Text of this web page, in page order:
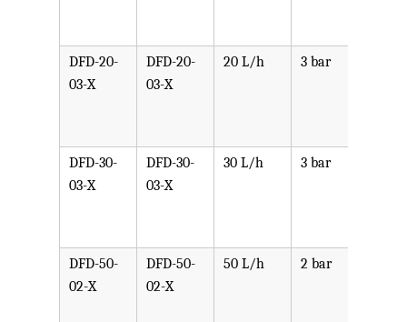
DFD-20-
03-X
DFD-20-
03-X
20 L/h 3 bar
DFD-30-
03-X
DFD-30-
03-X
30 L/h 3 bar
DFD-50-
02-X
DFD-50-
02-X
50 L/h 2 bar